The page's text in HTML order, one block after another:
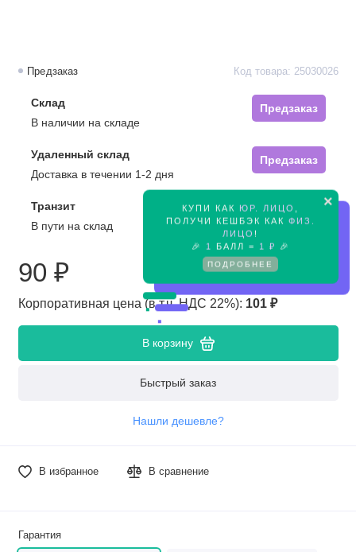
×
КУПИ КАК ЮР. ЛИЦО
ПОЛУЧИ КЕШБЭК КАК ФИЗ.
ЛИЦО !
🎉 1 БАЛЛ = 1 ₽ 🎉
ПОДРОБНЕЕ
Предзаказ Код товара: 25030026
Склад
Предзаказ
В наличии на складе
Удаленный склад
Предзаказ
Доставка в течении 1-2 дня
Транзит
Предзаказ
В пути на склад
90 ₽
Корпоративная цена (в т.ч. НДС 22%): 101 ₽
В корзину
Быстрый заказ
Нашли дешевле?
В избранное В сравнение
Гарантия